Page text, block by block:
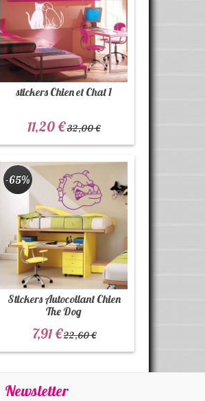
stickers Chien et Chat 1
11,20 €32,00 €
Stickers Autocollant Chien
The Dog
-65%
7,91 €22,60 €
Newsletter